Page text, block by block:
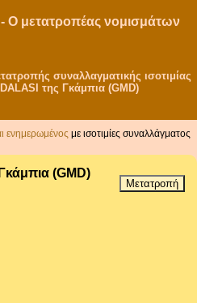
Ο μετατροπέας νομισμάτων
συναλλαγματικής ισοτιμίας
της Γκάμπια (GMD)
ενημερωμένος με ισοτιμίες συναλλάγματος
(GMD)